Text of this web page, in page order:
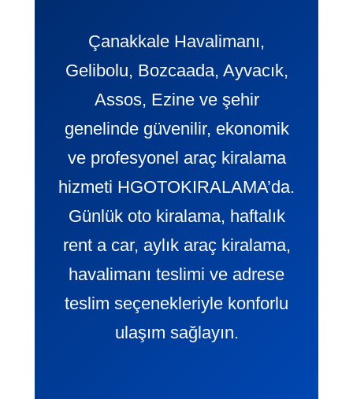
Çanakkale Havalimanı,
Gelibolu, Bozcaada, Ayvacık,
Assos, Ezine ve şehir
genelinde güvenilir, ekonomik
ve profesyonel araç kiralama
hizmeti HGOTOKIRALAMA’da.
Günlük oto kiralama, haftalık
rent a car, aylık araç kiralama,
havalimanı teslimi ve adrese
teslim seçenekleriyle konforlu
ulaşım sağlayın.